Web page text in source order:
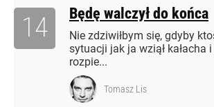
Będę walczył do końca
Nie zdziwiłbym się, gdyby
sytuacji jak ja wziął kałacha
rozpie...
14
Tomasz Lis